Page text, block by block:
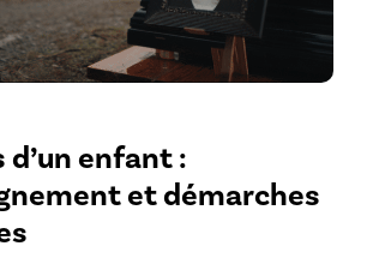
d’un enfant :
et démarches